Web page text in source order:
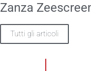
Zanza
Tutti gli articoli